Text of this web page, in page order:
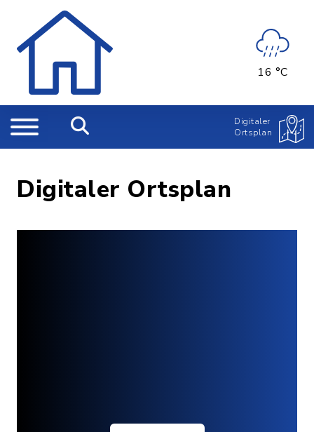
16 °C
Digitaler
Ortsplan
Digitaler Ortsplan